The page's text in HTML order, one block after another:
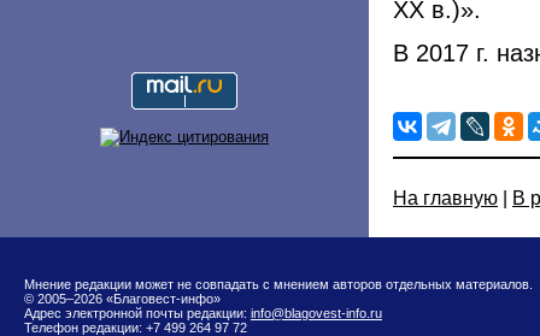
XX в.)».
В 2017 г.
На главную | В
Мнение редакции может не совпадать с мнением авторов отдельных материалов.
© 2005–2026 «Благовест-инфо»
Адрес электронной почты редакции: info@blagovest-info.ru
Телефон редакции: +7 499 264 97 72